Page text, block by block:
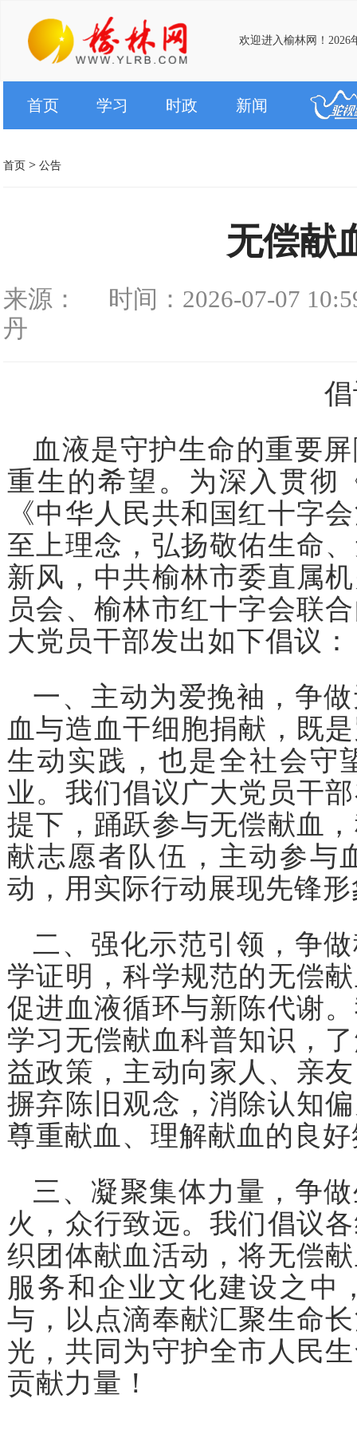
欢迎进入榆林网！2026
首页 学习 时政 新闻
首页 > 公告
无偿献
来源：
时间：2026-07-07
丹
血液是守护生命的重要
重生的希望。为深入贯彻
《中华人民共和国红十字
至上理念，弘扬敬佑生命
新风，中共榆林市委直属
员会、榆林市红十字会联
大党员干部发出如下倡议：
一、主动为爱挽袖，争
血与造血干细胞捐献，既
生动实践，也是全社会守
业。我们倡议广大党员干
提下，踊跃参与无偿献血
献志愿者队伍，主动参与
动，用实际行动展现先锋
二、强化示范引领，争
学证明，科学规范的无偿
促进血液循环与新陈代谢
学习无偿献血科普知识，
益政策，主动向家人、亲
摒弃陈旧观念，消除认知
尊重献血、理解献血的良
三、凝聚集体力量，争
火，众行致远。我们倡议
织团体献血活动，将无偿
服务和企业文化建设之中
与，以点滴奉献汇聚生命
光，共同为守护全市人民
贡献力量！